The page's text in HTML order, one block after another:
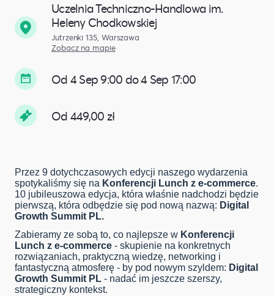
Uczelnia Techniczno-Handlowa im.
Heleny Chodkowskiej
Jutrzenki 135, Warszawa
Zobacz na mapie
Od 4 Sep 9:00 do 4 Sep 17:00
Od 449,00 zł
Przez 9 dotychczasowych edycji naszego wydarzenia
spotykaliśmy się na Konferencji Lunch z e-commerce.
10 jubileuszowa edycja, która właśnie nadchodzi będzie
pierwszą, która odbędzie się pod nową nazwą: Digital
Growth Summit PL.
Zabieramy ze sobą to, co najlepsze w Konferencji
Lunch z e-commerce - skupienie na konkretnych
rozwiązaniach, praktyczną wiedzę, networking i
fantastyczną atmosferę - by pod nowym szyldem: Digital
Growth Summit PL - nadać im jeszcze szerszy,
strategiczny kontekst.